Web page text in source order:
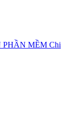
PHẦN MỀM Chi